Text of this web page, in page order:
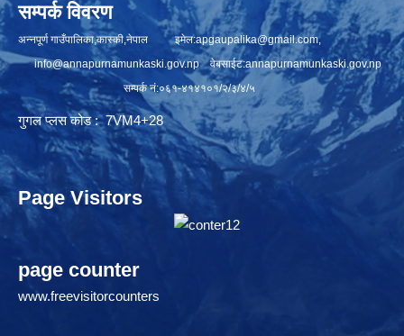
सम्पर्क विवरण
अन्नपूर्ण गाउँपालिका,कास्की,नेपाल इमेल:apgaupalika@gmail.com,
info@annapurnamunkaski.gov.npवेबसाईट:annapurnamunkaski.gov.np
सम्पर्क नं:०६१-४१४१०१/२/३/४/५
गुगल प्लस कोड : 7VM4+28
Page Visitors
page counter
www.freevisitorcounters